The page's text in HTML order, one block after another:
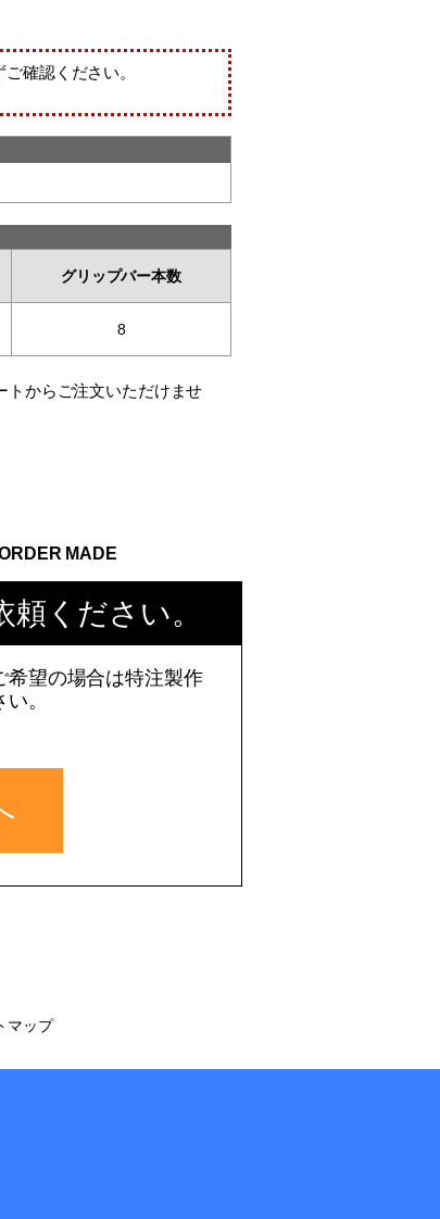
確認ください。
グリップバー本数
8
からご注文いただけませ
MADE
ください。
希望の場合は特注製作
。
マップ